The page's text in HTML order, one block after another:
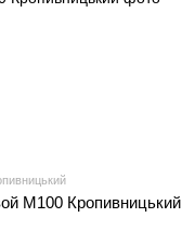
М100 Кропивницький